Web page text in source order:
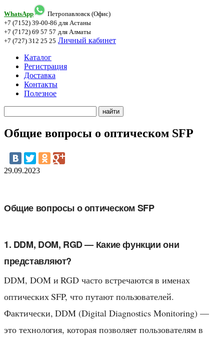
WhatsApp
Петропавловск (Офис)
+7 (7152) 39-00-86 для Астаны
+7 (7172) 69 57 57 для Алматы
+7 (727) 312 25 25 Личный кабинет
Каталог
Регистрация
Доставка
Контакты
Полезное
Общие вопросы о оптическом SFP
29.09.2023
Общие вопросы о оптическом SFP
1. DDM, DOM, RGD — Какие функции они
представляют?
DDM, DOM и RGD часто встречаются в именах
оптических SFP, что путают пользователей.
Фактически, DDM (Digital Diagnostics Monitoring) —
это технология, которая позволяет пользователям в